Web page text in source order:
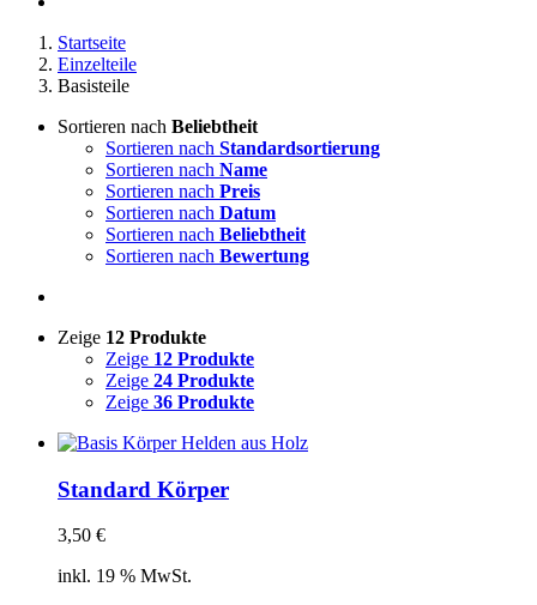
Startseite
Einzelteile
Basisteile
Sortieren nach Beliebtheit
Sortieren nach Standardsortierung
Sortieren nach Name
Sortieren nach Preis
Sortieren nach Datum
Sortieren nach Beliebtheit
Sortieren nach Bewertung
Zeige 12 Produkte
Zeige 12 Produkte
Zeige 24 Produkte
Zeige 36 Produkte
Standard Körper
3,50 €
inkl. 19 % MwSt.